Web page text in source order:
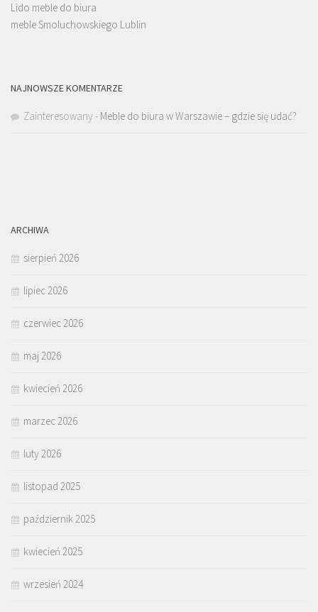
Lido meble do biura
meble Smoluchowskiego Lublin
NAJNOWSZE KOMENTARZE
Zainteresowany - Meble do biura w Warszawie – gdzie się udać?
ARCHIWA
sierpień 2026
lipiec 2026
czerwiec 2026
maj 2026
kwiecień 2026
marzec 2026
luty 2026
listopad 2025
październik 2025
kwiecień 2025
wrzesień 2024